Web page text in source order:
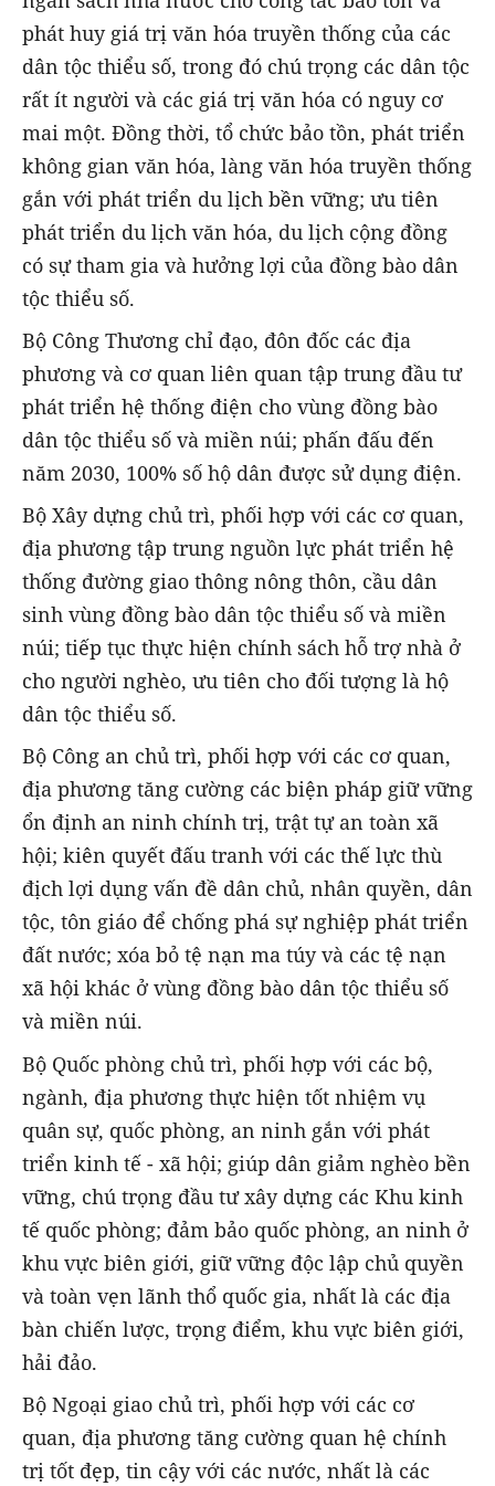
phát huy giá trị văn hóa truyền thống của các
dân tộc thiểu số, trong đó chú trọng các dân tộc
rất ít người và các giá trị văn hóa có nguy cơ
mai một. Đồng thời, tổ chức bảo tồn, phát triển
không gian văn hóa, làng văn hóa truyền thống
gắn với phát triển du lịch bền vững; ưu tiên
phát triển du lịch văn hóa, du lịch cộng đồng
có sự tham gia và hưởng lợi của đồng bào dân
tộc thiểu số.
Bộ Công Thương chỉ đạo, đôn đốc các địa
phương và cơ quan liên quan tập trung đầu tư
phát triển hệ thống điện cho vùng đồng bào
dân tộc thiểu số và miền núi; phấn đấu đến
năm 2030, 100% số hộ dân được sử dụng điện.
Bộ Xây dựng chủ trì, phối hợp với các cơ quan,
địa phương tập trung nguồn lực phát triển hệ
thống đường giao thông nông thôn, cầu dân
sinh vùng đồng bào dân tộc thiểu số và miền
núi; tiếp tục thực hiện chính sách hỗ trợ nhà ở
cho người nghèo, ưu tiên cho đối tượng là hộ
dân tộc thiểu số.
Bộ Công an chủ trì, phối hợp với các cơ quan,
địa phương tăng cường các biện pháp giữ vững
ổn định an ninh chính trị, trật tự an toàn xã
hội; kiên quyết đấu tranh với các thế lực thù
địch lợi dụng vấn đề dân chủ, nhân quyền, dân
tộc, tôn giáo để chống phá sự nghiệp phát triển
đất nước; xóa bỏ tệ nạn ma túy và các tệ nạn
xã hội khác ở vùng đồng bào dân tộc thiểu số
và miền núi.
Bộ Quốc phòng chủ trì, phối hợp với các bộ,
ngành, địa phương thực hiện tốt nhiệm vụ
quân sự, quốc phòng, an ninh gắn với phát
triển kinh tế - xã hội; giúp dân giảm nghèo bền
vững, chú trọng đầu tư xây dựng các Khu kinh
tế quốc phòng; đảm bảo quốc phòng, an ninh ở
khu vực biên giới, giữ vững độc lập chủ quyền
và toàn vẹn lãnh thổ quốc gia, nhất là các địa
bàn chiến lược, trọng điểm, khu vực biên giới,
hải đảo.
Bộ Ngoại giao chủ trì, phối hợp với các cơ
quan, địa phương tăng cường quan hệ chính
trị tốt đẹp, tin cậy với các nước, nhất là các